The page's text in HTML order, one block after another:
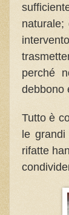
perché
debbono
Tutto è
le grandi
rifatte